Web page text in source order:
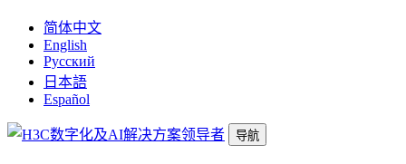
简体中文
English
Русский
日本語
Español
导航